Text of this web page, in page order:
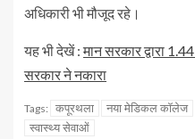
अधिकारी भी मौजूद रहे।
यह भी देखें :मान सरकार द्वारा
सरकार ने नकारा
Tags: कपूरथला नया मेडिकल कॉलेज
स्वास्थ्य सेवाओं